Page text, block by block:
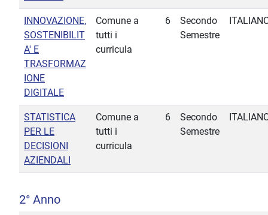
INNOVAZIONE,
SOSTENIBILIT
A' E
TRASFORMAZ
IONE
DIGITALE
Comune a
tutti i
curricula
6
Secondo
Semestre
STATISTICA
PER LE
DECISIONI
AZIENDALI
Comune a
tutti i
curricula
6
Secondo
Semestre
2° Anno